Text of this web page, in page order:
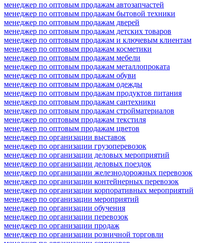
менеджер по оптовым продажам автозапчастей
менеджер по оптовым продажам бытовой техники
менеджер по оптовым продажам дверей
менеджер по оптовым продажам детских товаров
менеджер по оптовым продажам и ключевым клиентам
менеджер по оптовым продажам косметики
менеджер по оптовым продажам мебели
менеджер по оптовым продажам металлопроката
менеджер по оптовым продажам обуви
менеджер по оптовым продажам одежды
менеджер по оптовым продажам продуктов питания
менеджер по оптовым продажам сантехники
менеджер по оптовым продажам стройматериалов
менеджер по оптовым продажам текстиля
менеджер по оптовым продажам цветов
менеджер по организации выставок
менеджер по организации грузоперевозок
менеджер по организации деловых мероприятий
менеджер по организации деловых поездок
менеджер по организации железнодорожных перевозок
менеджер по организации контейнерных перевозок
менеджер по организации корпоративных мероприятий
менеджер по организации мероприятий
менеджер по организации обучения
менеджер по организации перевозок
менеджер по организации продаж
менеджер по организации розничной торговли